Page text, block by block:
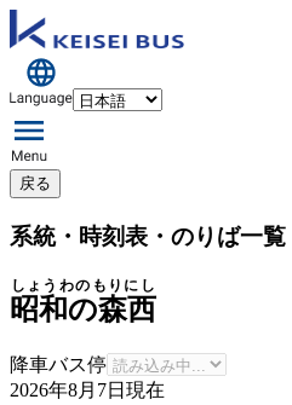
戻る
系統・時刻表・のりば一覧
昭和の森西
しょうわのもりにし
降車バス停
2026年8月7日 現在